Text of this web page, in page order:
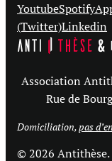
YoutubeSpotify
(Twitter)Linkedin
Association
Rue de
Domiciliation,pas
© 2026 Antithèse.